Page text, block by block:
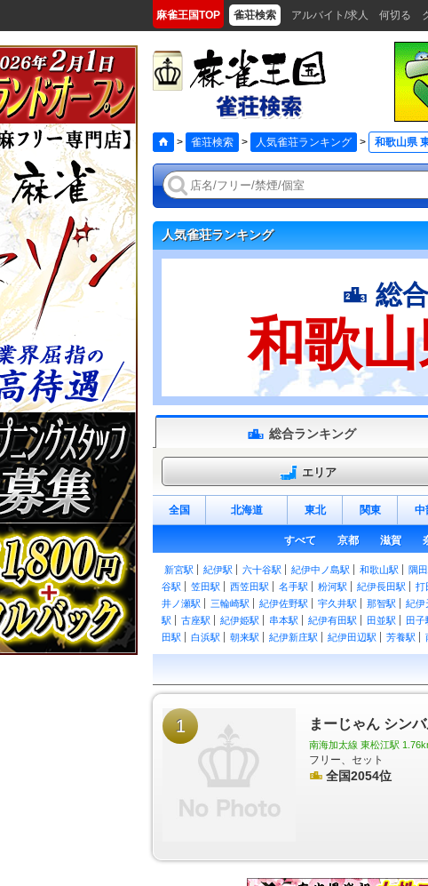
麻雀王国TOP 雀荘検索 アルバイト/求人 何切る
> 雀荘検索 > 人気雀荘ランキング > 和歌山県
人気雀荘ランキング
総
和歌
総合ランキング
エリア
全国 北海道 東北 関東 中
すべて 京都 滋賀
新宮駅 紀伊駅 六十谷駅 紀伊中ノ島駅 和歌山駅 隅
谷駅
笠田駅 西笠田駅 名手駅 粉河駅 紀伊長田駅 打
井ノ瀬駅
三輪崎駅 紀伊佐野駅 宇久井駅 那智駅 紀伊
駅
古座駅 紀伊姫駅 串本駅 紀伊有田駅 田並駅 田子
田駅
白浜駅 朝来駅 紀伊新庄駅 紀伊田辺駅 芳養駅
紀伊内原駅
紀伊由良駅 広川ビーチ駅 湯浅駅 藤並駅
紀ノ
ノ庄駅
二里ヶ浜駅 磯ノ浦駅 加太駅 紀見峠駅 林間田
宮駅
神前駅 交通センター前駅 岡崎前駅 吉礼
1 まーじゃん シン
南海加太線 東松江駅
フリー、セット
全国2054位